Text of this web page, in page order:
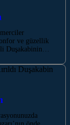
ve güzellik
Duşakabinin…